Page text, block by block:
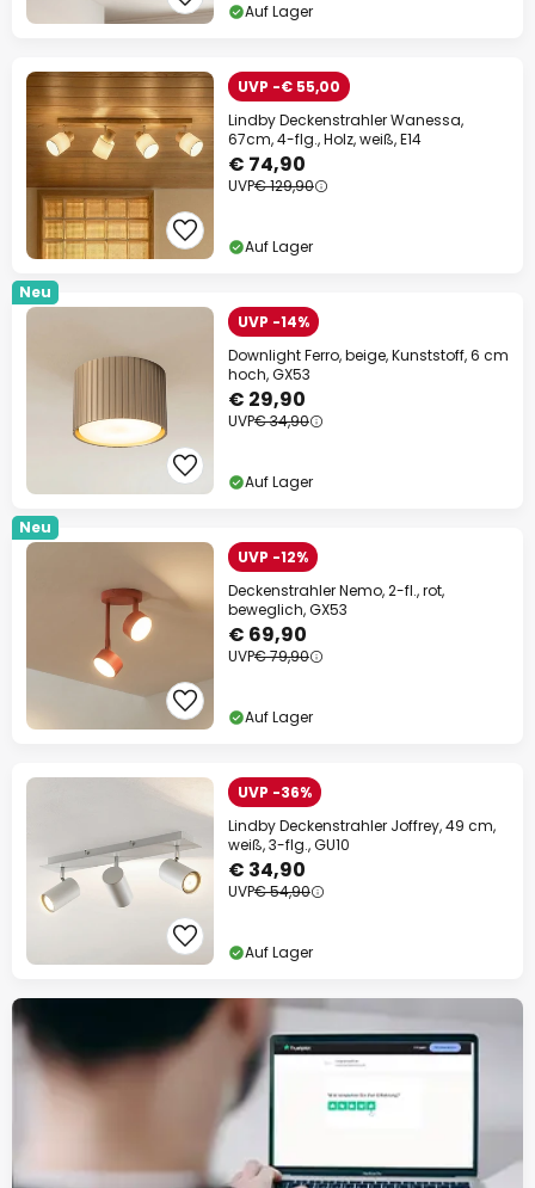
Auf Lager
UVP -€ 55,00
Lindby Deckenstrahler Wanessa,
67cm, 4-flg., Holz, weiß, E14
€ 74,90
UVP€ 129,90
Auf Lager
Neu
UVP -14%
Downlight Ferro, beige, Kunststoff, 6 cm
hoch, GX53
€ 29,90
UVP€ 34,90
Auf Lager
Neu
UVP -12%
Deckenstrahler Nemo, 2-fl., rot,
beweglich, GX53
€ 69,90
UVP€ 79,90
Auf Lager
UVP -36%
Lindby Deckenstrahler Joffrey, 49 cm,
weiß, 3-flg., GU10
€ 34,90
UVP€ 54,90
Auf Lager